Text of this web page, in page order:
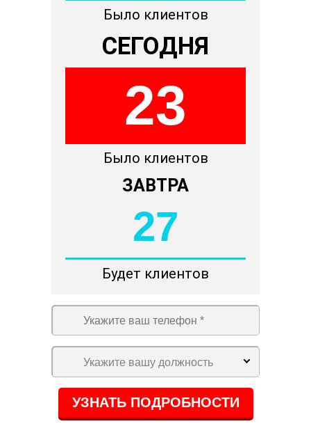
Было клиентов
СЕГОДНЯ
23
Было клиентов
ЗАВТРА
27
Будет клиентов
Укажите вашу должность